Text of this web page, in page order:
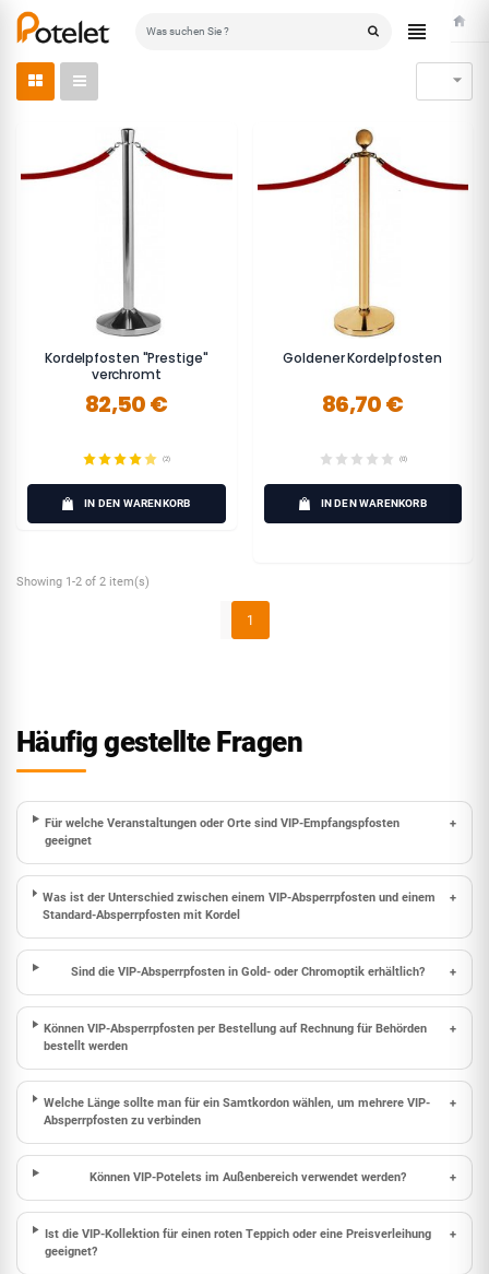

Kordelpfosten "Prestige"
verchromt
82,50 €
(2)
IN DEN WARENKORB
Goldener Kordelpfosten
86,70 €
(0)
IN DEN WARENKORB
Showing 1-2 of 2 item(s)
1
Häufig gestellte Fragen
Für welche Veranstaltungen oder Orte sind VIP-Empfangspfosten
geeignet
+
Was ist der Unterschied zwischen einem VIP-Absperrpfosten und einem
Standard-Absperrpfosten mit Kordel
+
Sind die VIP-Absperrpfosten in Gold- oder Chromoptik erhältlich? +
Können VIP-Absperrpfosten per Bestellung auf Rechnung für Behörden
bestellt werden
+
Welche Länge sollte man für ein Samtkordon wählen, um mehrere VIP-
Absperrpfosten zu verbinden
+
Können VIP-Potelets im Außenbereich verwendet werden? +
Ist die VIP-Kollektion für einen roten Teppich oder eine Preisverleihung
geeignet?
+